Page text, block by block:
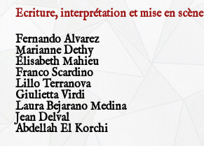
Ecriture, interprétation et mise en scène
Fernando Alvarez
Marianne Dethy
Élisabeth Mahieu
Franco Scardino
Lillo Terranova
Giulietta Virdi
Laura Bejarano Medina
Jean Delval
Abdellah El Korchi